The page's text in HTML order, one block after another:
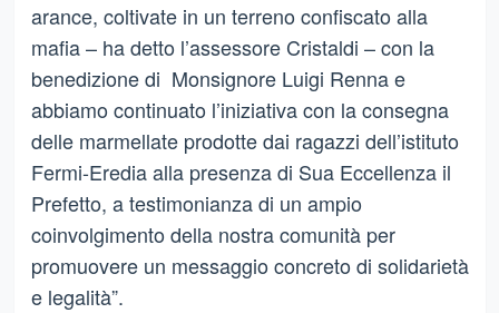
arance, coltivate in un terreno confiscato alla
mafia – ha detto l’assessore Cristaldi – con la
benedizione di Monsignore Luigi Renna e
abbiamo continuato l’iniziativa con la consegna
delle marmellate prodotte dai ragazzi dell’istituto
Fermi-Eredia alla presenza di Sua Eccellenza il
Prefetto, a testimonianza di un ampio
coinvolgimento della nostra comunità per
promuovere un messaggio concreto di solidarietà
e legalità”.